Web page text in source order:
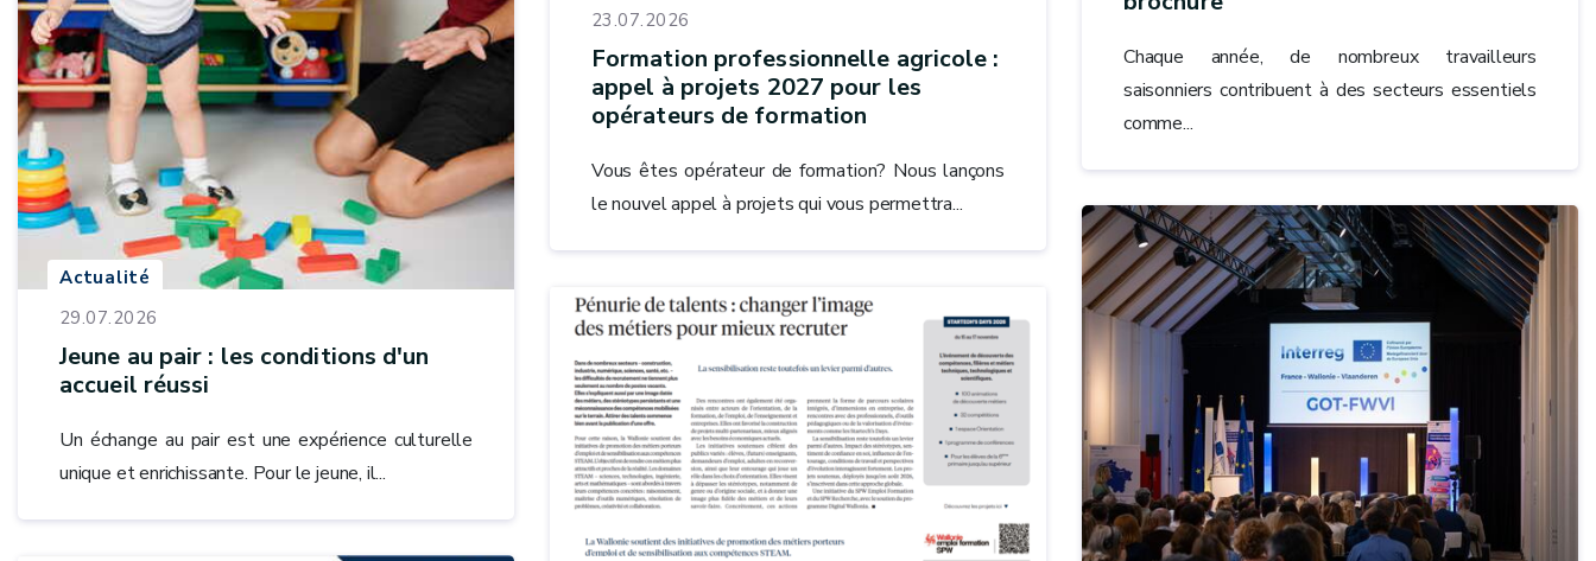
Actualité
29.07.2026
Jeune au pair : les conditions d'un
accueil réussi
Un échange au pair est une expérience culturelle
unique et enrichissante. Pour le jeune, il...
23.07.2026
Formation professionnelle agricole :
appel à projets 2027 pour les
opérateurs de formation
Vous êtes opérateur de formation? Nous lançons
le nouvel appel à projets qui vous permettra...
Chaque année, de nombreux travailleurs
saisonniers contribuent à des secteurs essentiels
comme...